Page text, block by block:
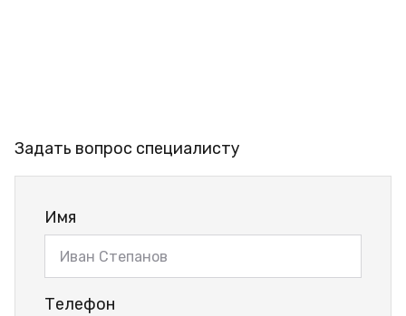
Задать вопрос специалисту
Имя
Телефон